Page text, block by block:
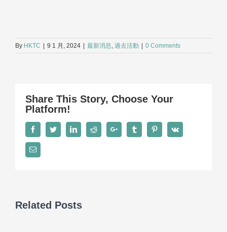
By HKTC 9 1 月, 2024 最新消息, 過去活動 0 Comments
Share This Story, Choose Your
Platform!
FacebookTwitterLinkedInReddit Google+ Tumblr PinterestVk
Email
Related Posts